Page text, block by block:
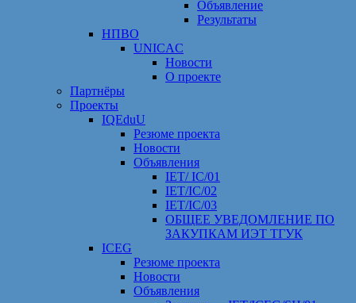
Объявление
Результаты
НПВО
UNICAC
Новости
О проекте
Партнёры
Проекты
IQEduU
Резюме проекта
Новости
Объявления
IET/ IC/01
IET/IC/02
IET/IC/03
ОБЩЕЕ УВЕДОМЛЕНИЕ ПО
ЗАКУПКАМ ИЭТ ТГУК
ICEG
Резюме проекта
Новости
Объявления